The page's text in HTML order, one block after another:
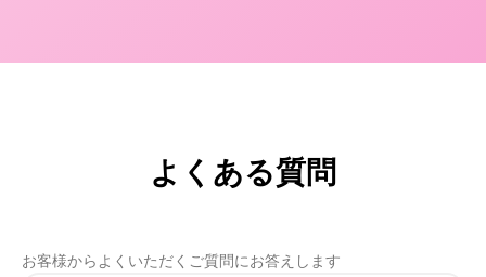
よくある質問
お客様からよくいただくご質問にお答えします